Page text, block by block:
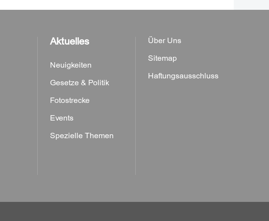
Aktuelles
Neuigkeiten
Gesetze & Politik
Fotostrecke
Events
Spezielle Themen
Über Uns
Sitemap
Haftungsausschluss